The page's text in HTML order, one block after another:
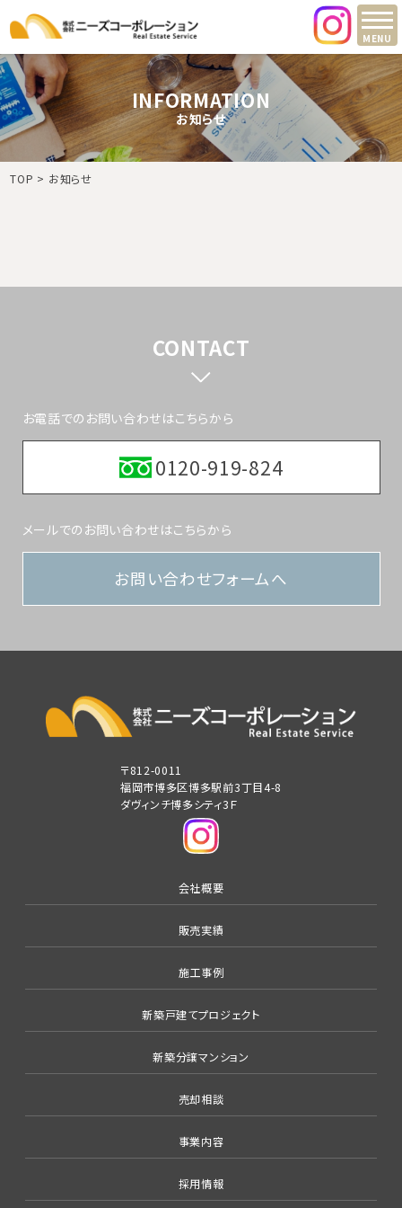
MENU
INFORMATION
お知らせ
TOP お知らせ
CONTACT
お電話でのお問い合わせはこちらから
0120-919-824
メールでのお問い合わせはこちらから
お問い合わせフォームへ
〒812-0011
福岡市博多区博多駅前3丁目4-8
ダヴィンチ博多シティ3Ｆ
会社概要
販売実績
施工事例
新築戸建てプロジェクト
新築分譲マンション
売却相談
事業内容
採用情報